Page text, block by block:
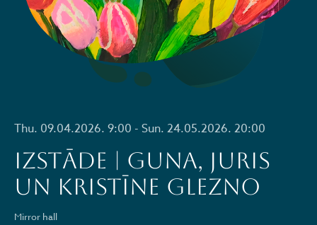
Thu. 09.04.2026. 9:00 - Sun. 24.05.2026. 20:00
IZSTĀDE | GUNA, JURIS
UN KRISTĪNE GLEZNO
Mirror hall